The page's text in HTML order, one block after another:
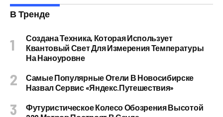
В Тренде
Создана Техника, Которая Использует
Квантовый Свет Для Измерения Температуры
На Наноуровне
Самые Популярные Отели В Новосибирске
Назвал Сервис «Яндекс.Путешествия»
Футуристическое Колесо Обозрения Высотой